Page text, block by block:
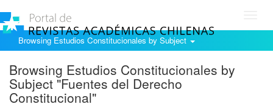
Browsing Estudios Constitucionales by Subject
Browsing Estudios Constitucionales by
Subject "Fuentes del Derecho
Constitucional"